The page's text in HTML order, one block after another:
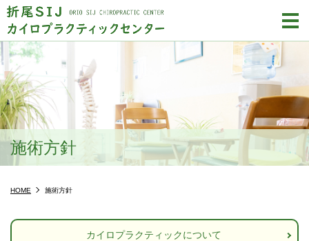
施術方針
HOME 施術方針
カイロプラクティックについて